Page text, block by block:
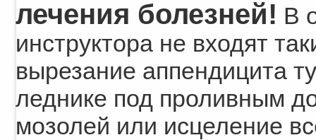
лечения болезней! В
инструктора не входят
вырезание аппендицита
леднике под проливным
мозолей или исцеление